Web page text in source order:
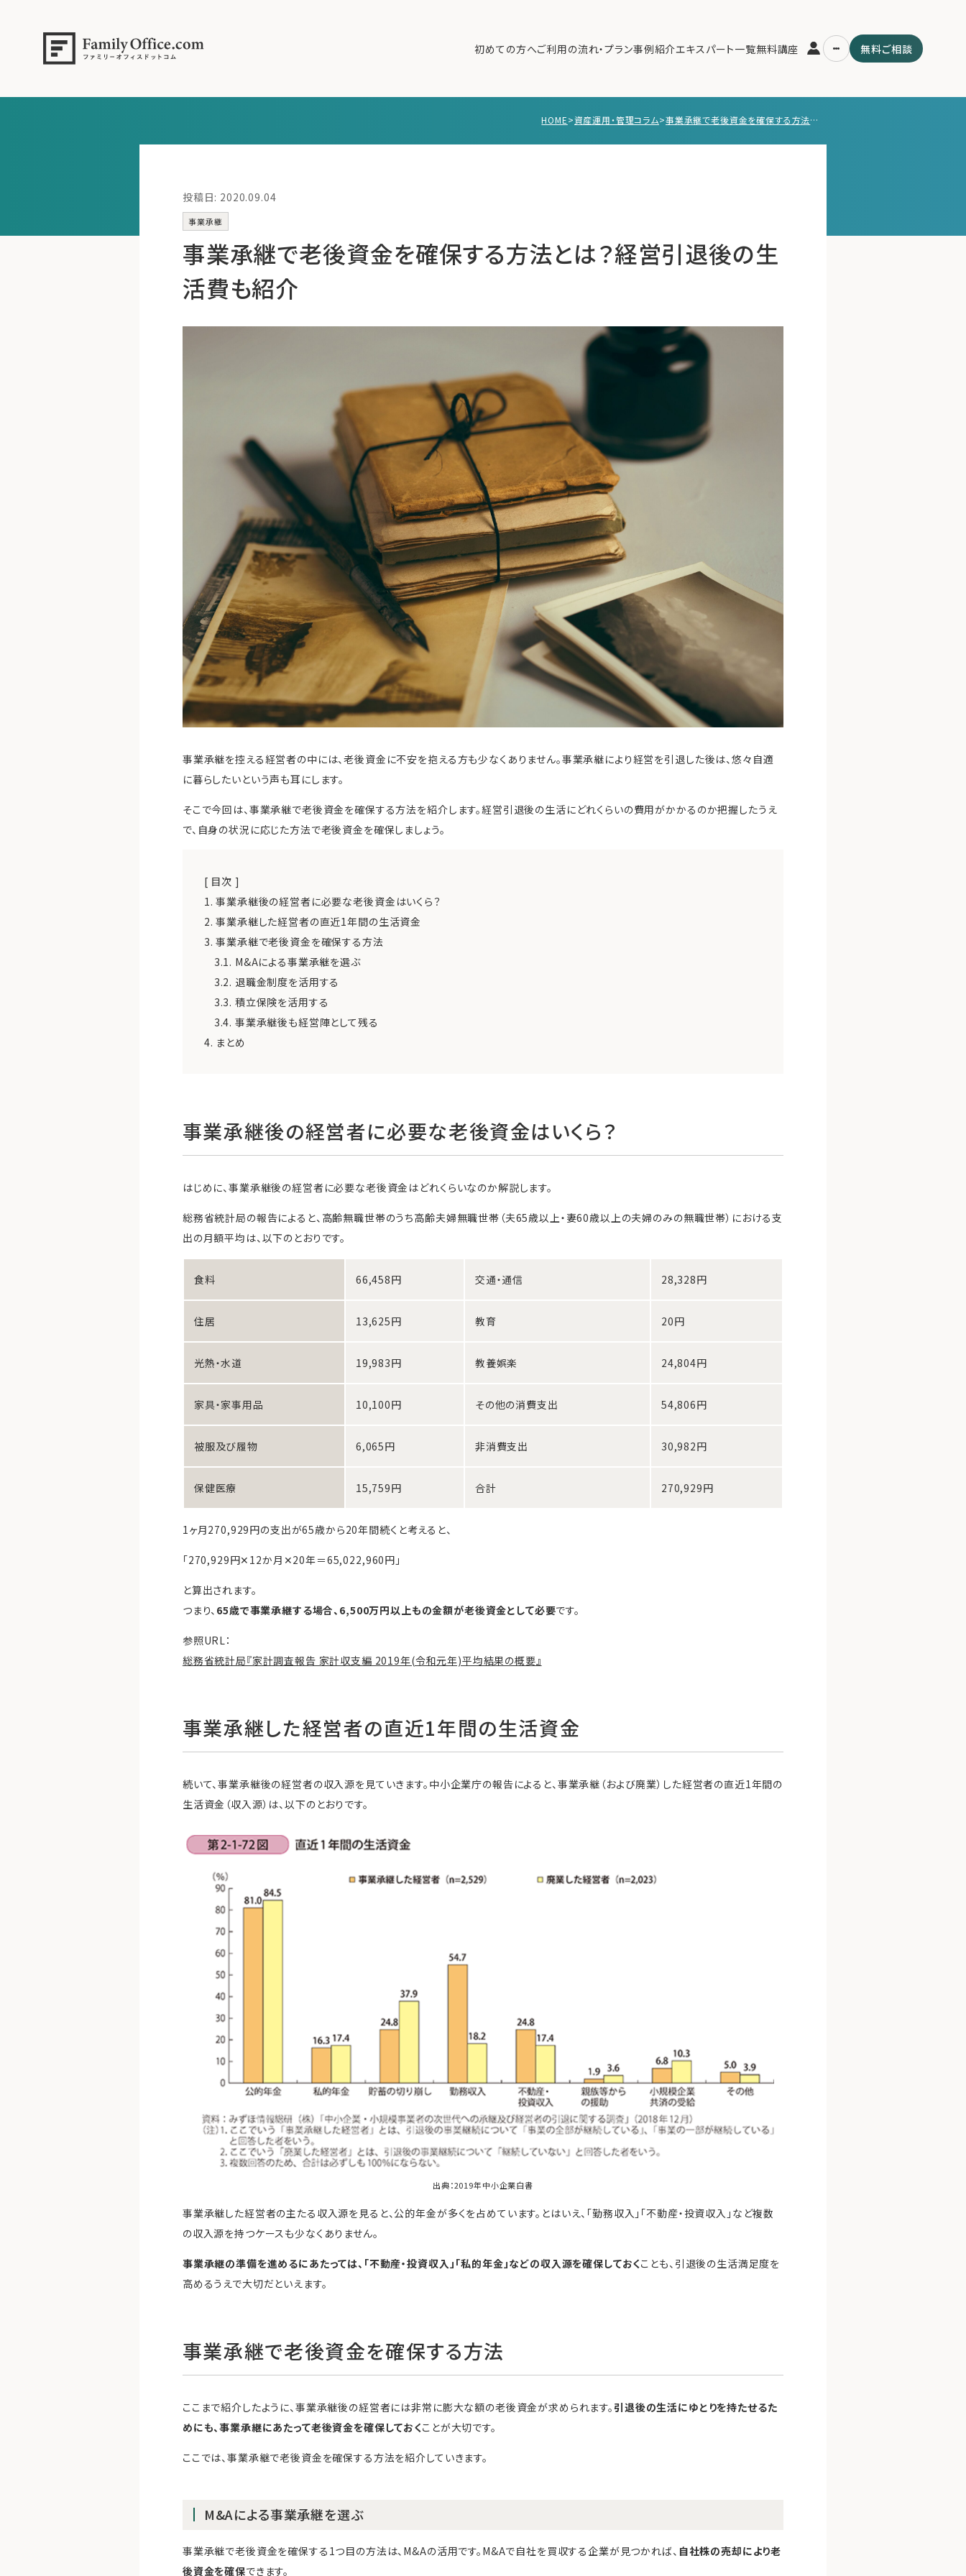
初めての方へご利用の流れ・プラン事例紹介エキスパート一覧無料講座 無料ご相談
HOME>資産運用・管理コラム> 事業承継で老後資金を確保する方法とは？経営引退後の生活費も紹介
投稿日: 2020.09.04
事業承継
事業承継で老後資金を確保する方法とは？経営引退後の生
活費も紹介
事業承継を控える経営者の中には、老後資金に不安を抱える方も少なくありません。事業承継により経営を引退した後は、悠々自適
に暮らしたいという声も耳にします。
そこで今回は、事業承継で老後資金を確保する方法を紹介します。経営引退後の生活にどれくらいの費用がかかるのか把握したうえ
で、自身の状況に応じた方法で老後資金を確保しましょう。
[ 目次 ]
1. 事業承継後の経営者に必要な老後資金はいくら？
2. 事業承継した経営者の直近1年間の生活資金
3. 事業承継で老後資金を確保する方法
3.1. M&Aによる事業承継を選ぶ
3.2. 退職金制度を活用する
3.3. 積立保険を活用する
3.4. 事業承継後も経営陣として残る
4. まとめ
事業承継後の経営者に必要な老後資金はいくら？
はじめに、事業承継後の経営者に必要な老後資金はどれくらいなのか解説します。
総務省統計局の報告によると、高齢無職世帯のうち高齢夫婦無職世帯（夫65歳以上・妻60歳以上の夫婦のみの無職世帯）における支
出の月額平均は、以下のとおりです。
食料 66,458円 交通・通信 28,328円
住居 13,625円 教育 20円
光熱・水道 19,983円 教養娯楽 24,804円
家具・家事用品 10,100円 その他の消費支出 54,806円
被服及び履物 6,065円 非消費支出 30,982円
保健医療 15,759円 合計 270,929円
1ヶ月270,929円の支出が65歳から20年間続くと考えると、
「270,929円✕12か月✕20年＝65,022,960円」
と算出されます。
つまり、 65歳で事業承継する場合、6,500万円以上もの金額が老後資金として必要です。
参照URL：
総務省統計局『家計調査報告 家計収支編 2019年(令和元年)平均結果の概要』
事業承継した経営者の直近1年間の生活資金
続いて、事業承継後の経営者の収入源を見ていきます。中小企業庁の報告によると、事業承継（および廃業）した経営者の直近1年間の
生活資金（収入源）は、以下のとおりです。
出典：2019年中小企業白書
事業承継した経営者の主たる収入源を見ると、公的年金が多くを占めています。とはいえ、「勤務収入」「不動産・投資収入」など複数
の収入源を持つケースも少なくありません。
事業承継の準備を進めるにあたっては、「不動産・投資収入」「私的年金」などの収入源を確保しておくことも、引退後の生活満足度を
高めるうえで大切だといえます。
事業承継で老後資金を確保する方法
ここまで紹介したように、事業承継後の経営者には非常に膨大な額の老後資金が求められます。引退後の生活にゆとりを持たせるた
めにも、事業承継にあたって老後資金を確保しておくことが大切です。
ここでは、事業承継で老後資金を確保する方法を紹介していきます。
M&Aによる事業承継を選ぶ
事業承継で老後資金を確保する1つ目の方法は、M&Aの活用です。M&Aで自社を買収する企業が見つかれば、 自社株の売却により老
後資金を確保できます。